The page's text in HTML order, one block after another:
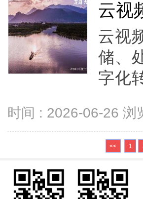
云视
云视
储、
字化
时间 : 2026-06-26 浏
<< 1